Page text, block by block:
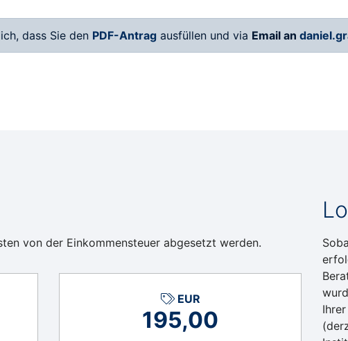
dass Sie den PDF-Antrag ausfüllen und via Email an
von der Einkommensteuer abgesetzt werden.
EUR
195,00